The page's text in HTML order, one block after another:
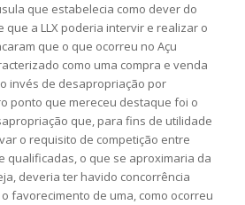
que estabelecia como dever do
que a LLX poderia intervir e realizar o
que o que ocorreu no Açu
como uma compra e venda
invés de desapropriação por
ponto que mereceu destaque foi o
que, para fins de utilidade
o requisito de competição entre
qualificadas, o que se aproximaria da
deveria ter havido concorrência
favorecimento de uma, como ocorreu